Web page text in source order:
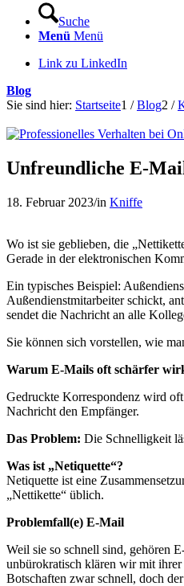
Suche
Menü Menü
Link zu LinkedIn
Blog
Sie sind hier: Startseite1 / Blog2 /
Unfreundliche E-
18. Februar 2023/in Kniffe
Wo ist sie geblieben, die
Gerade in der elektronischen
Ein typisches Beispiel:
Außendienstmitarbeiter schickt,
sendet die Nachricht an alle
Sie können sich vorstellen, wie
Warum E-Mails oft schärfer
Gedruckte Korrespondenz wird
Nachricht den Empfänger.
Das Problem: Die Schnelligkeit
Was ist „Netiquette“?
Netiquette ist eine
„Nettikette“ üblich.
Problemfall(e) E-Mail
Weil sie so schnell sind, gehören
unbürokratisch klären wir mit
Botschaften zwar schnell, doch